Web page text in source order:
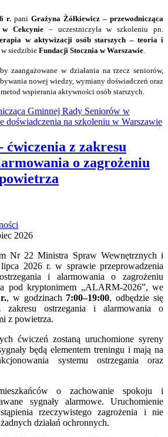
r. pani Grażyna Żółkiewicz – przewodnicząca
Cekcynie – uczestniczyła w szkoleniu pn.
w aktywizacji osób starszych – teoria i
w siedzibie Fundacji Stocznia w Warszawie.
zaangażowane w działania na rzecz seniorów,
nowej wiedzy, wymiany doświadczeń oraz
wspierania aktywności osób starszych.
Gminnej Rady Seniorów w
doświadczenia na szkoleniu w Warszawie
z zakresu
o zagrożeniu
2026
Nr 22 Ministra Spraw Wewnętrznych i
2026 r. w sprawie przeprowadzenia
i alarmowania o zagrożeniu
pod kryptonimem „ALARM-2026”, we
, w godzinach 7:00–19:00, odbędzie się
ostrzegania i alarmowania o
z powietrza.
ćwiczeń zostaną uruchomione syreny
będą elementem treningu i mają na
systemu ostrzegania oraz
o zachowanie spokoju i
sygnały alarmowe. Uruchomienie
rzeczywistego zagrożenia i nie
działań ochronnych.